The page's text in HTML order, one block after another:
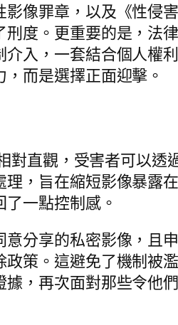
像罪章，以及《性侵
度。更重要的是，法
入，一套結合個人權
而是選擇正面迎擊。
對直觀，受害者可以透
，旨在縮短影像暴露
一點控制感。
分享的私密影像，且
策。這避免了機制被
，再次面對那些令他